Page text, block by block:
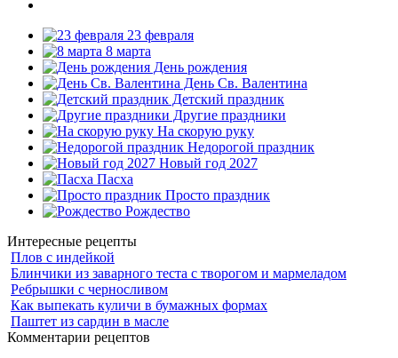
23 февраля
8 марта
День рождения
День Св. Валентина
Детский праздник
Другие праздники
На скорую руку
Недорогой праздник
Новый год 2027
Пасха
Просто праздник
Рождество
Интересные рецепты
Плов с индейкой
Блинчики из заварного теста с творогом и мармеладом
Ребрышки с черносливом
Как выпекать куличи в бумажных формах
Паштет из сардин в масле
Комментарии рецептов